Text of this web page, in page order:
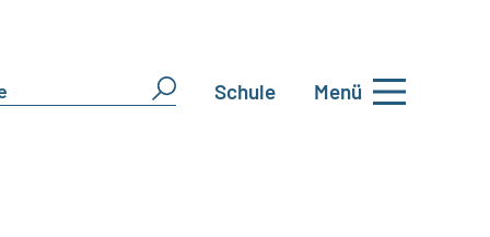
Schule Menü